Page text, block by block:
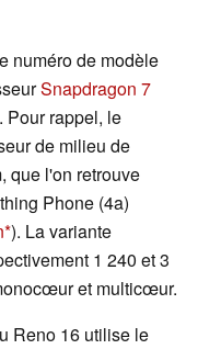
numéro de modèle
Snapdragon 7
Pour rappel, le
de milieu de
que l'on retrouve
Phone (4a)
). La variante
1 240 et 3
et multicœur.
Reno 16 utilise le